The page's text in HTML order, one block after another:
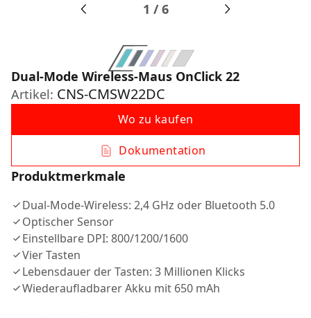
1 /6
Dual-Mode Wireless-Maus OnClick 22
Artikel: CNS-CMSW22DC
Wo zu kaufen
Dokumentation
Produktmerkmale
Dual-Mode-Wireless: 2,4 GHz oder Bluetooth 5.0
Optischer Sensor
Einstellbare DPI: 800/1200/1600
Vier Tasten
Lebensdauer der Tasten: 3 Millionen Klicks
Wiederaufladbarer Akku mit 650 mAh